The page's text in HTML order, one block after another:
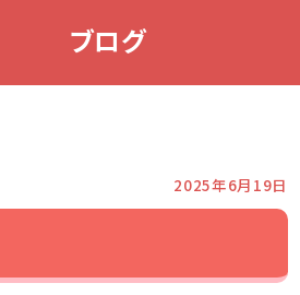
ブログ
2025年6月19日